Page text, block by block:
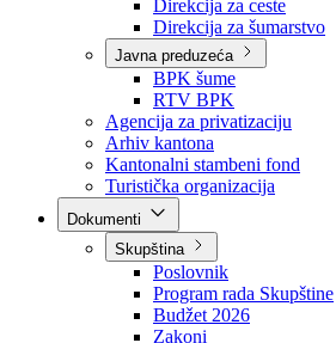
Direkcije
Direkcija za robne
Direkcija za ceste
Direkcija za šumarstvo
Javna preduzeća
BPK šume
RTV BPK
Agencija za privatizaciju
Arhiv kantona
Kantonalni stambeni fond
Turistička organizacija
Skupština
Poslovnik